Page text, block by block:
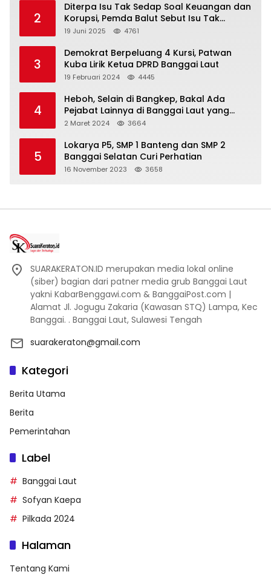
2
Diterpa Isu Tak Sedap Soal Keuangan dan
Korupsi, Pemda Balut Sebut Isu Tak
Berdasar
19 Juni 2025 4761
3
Demokrat Berpeluang 4 Kursi, Patwan
Kuba Lirik Ketua DPRD Banggai Laut
19 Februari 2024 4445
4
Heboh, Selain di Bangkep, Bakal Ada
Pejabat Lainnya di Banggai Laut yang
Bakal di Ciduk, Bagini Kata Kapolres!
2 Maret 2024 3664
5
Lokarya P5, SMP 1 Banteng dan SMP 2
Banggai Selatan Curi Perhatian
16 November 2023 3658
SUARAKERATON.ID merupakan media lokal online
(siber) bagian dari patner media grub Banggai Laut
yakni KabarBenggawi.com & BanggaiPost.com |
Alamat Jl. Jogugu Zakaria (Kawasan STQ) Lampa, Kec
Banggai. . Banggai Laut, Sulawesi Tengah
suarakeraton@gmail.com
Kategori
Berita Utama
Berita
Pemerintahan
Label
Banggai Laut
Sofyan Kaepa
Pilkada 2024
Halaman
Tentang Kami